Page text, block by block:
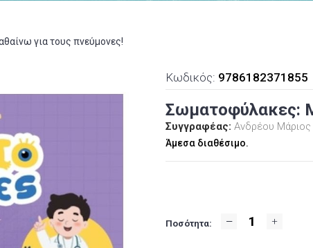
για τους πνεύμονες!
Κωδικός: 9786182371855
Σωματοφύλακες:
Συγγραφέας: Ανδρέου Μάριος
Άμεσα διαθέσιμο.
Ποσότητα: